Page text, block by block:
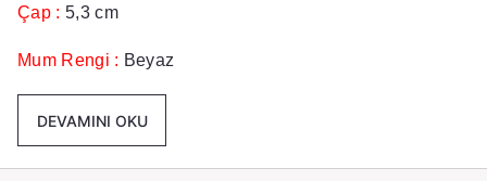
Çap : 5,3 cm
Mum Rengi : Beyaz
DEVAMINI OKU